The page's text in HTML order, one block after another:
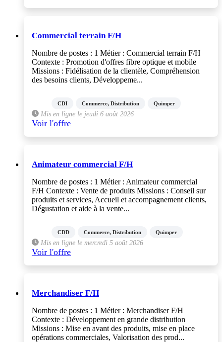
Commercial terrain F/H
Nombre de postes : 1 Métier : Commercial terrain F/H
Contexte : Promotion d'offres fibre optique et mobile
Missions : Fidélisation de la clientèle, Compréhension
des besoins clients, Développeme...
CDI Commerce, Distribution Quimper
Mis en ligne le jeudi 6 août 2026
Voir l'offre
Animateur commercial F/H
Nombre de postes : 1 Métier : Animateur commercial
F/H Contexte : Vente de produits Missions : Conseil sur
produits et services, Accueil et accompagnement clients,
Dégustation et aide à la vente...
CDD Commerce, Distribution Quimper
Mis en ligne le mercredi 5 août 2026
Voir l'offre
Merchandiser F/H
Nombre de postes : 1 Métier : Merchandiser F/H
Contexte : Développement en grande distribution
Missions : Mise en avant des produits, mise en place
opérations commerciales, Valorisation des prod...